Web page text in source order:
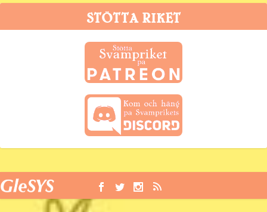
STÖTTA RIKET